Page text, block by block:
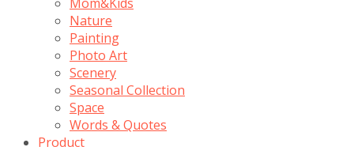
Nature
Painting
Photo Art
Scenery
Seasonal Collection
Space
Words & Quotes
Product